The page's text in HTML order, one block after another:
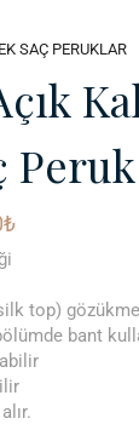
SAÇ PERUKLAR
Peruk
₺
top)
bant